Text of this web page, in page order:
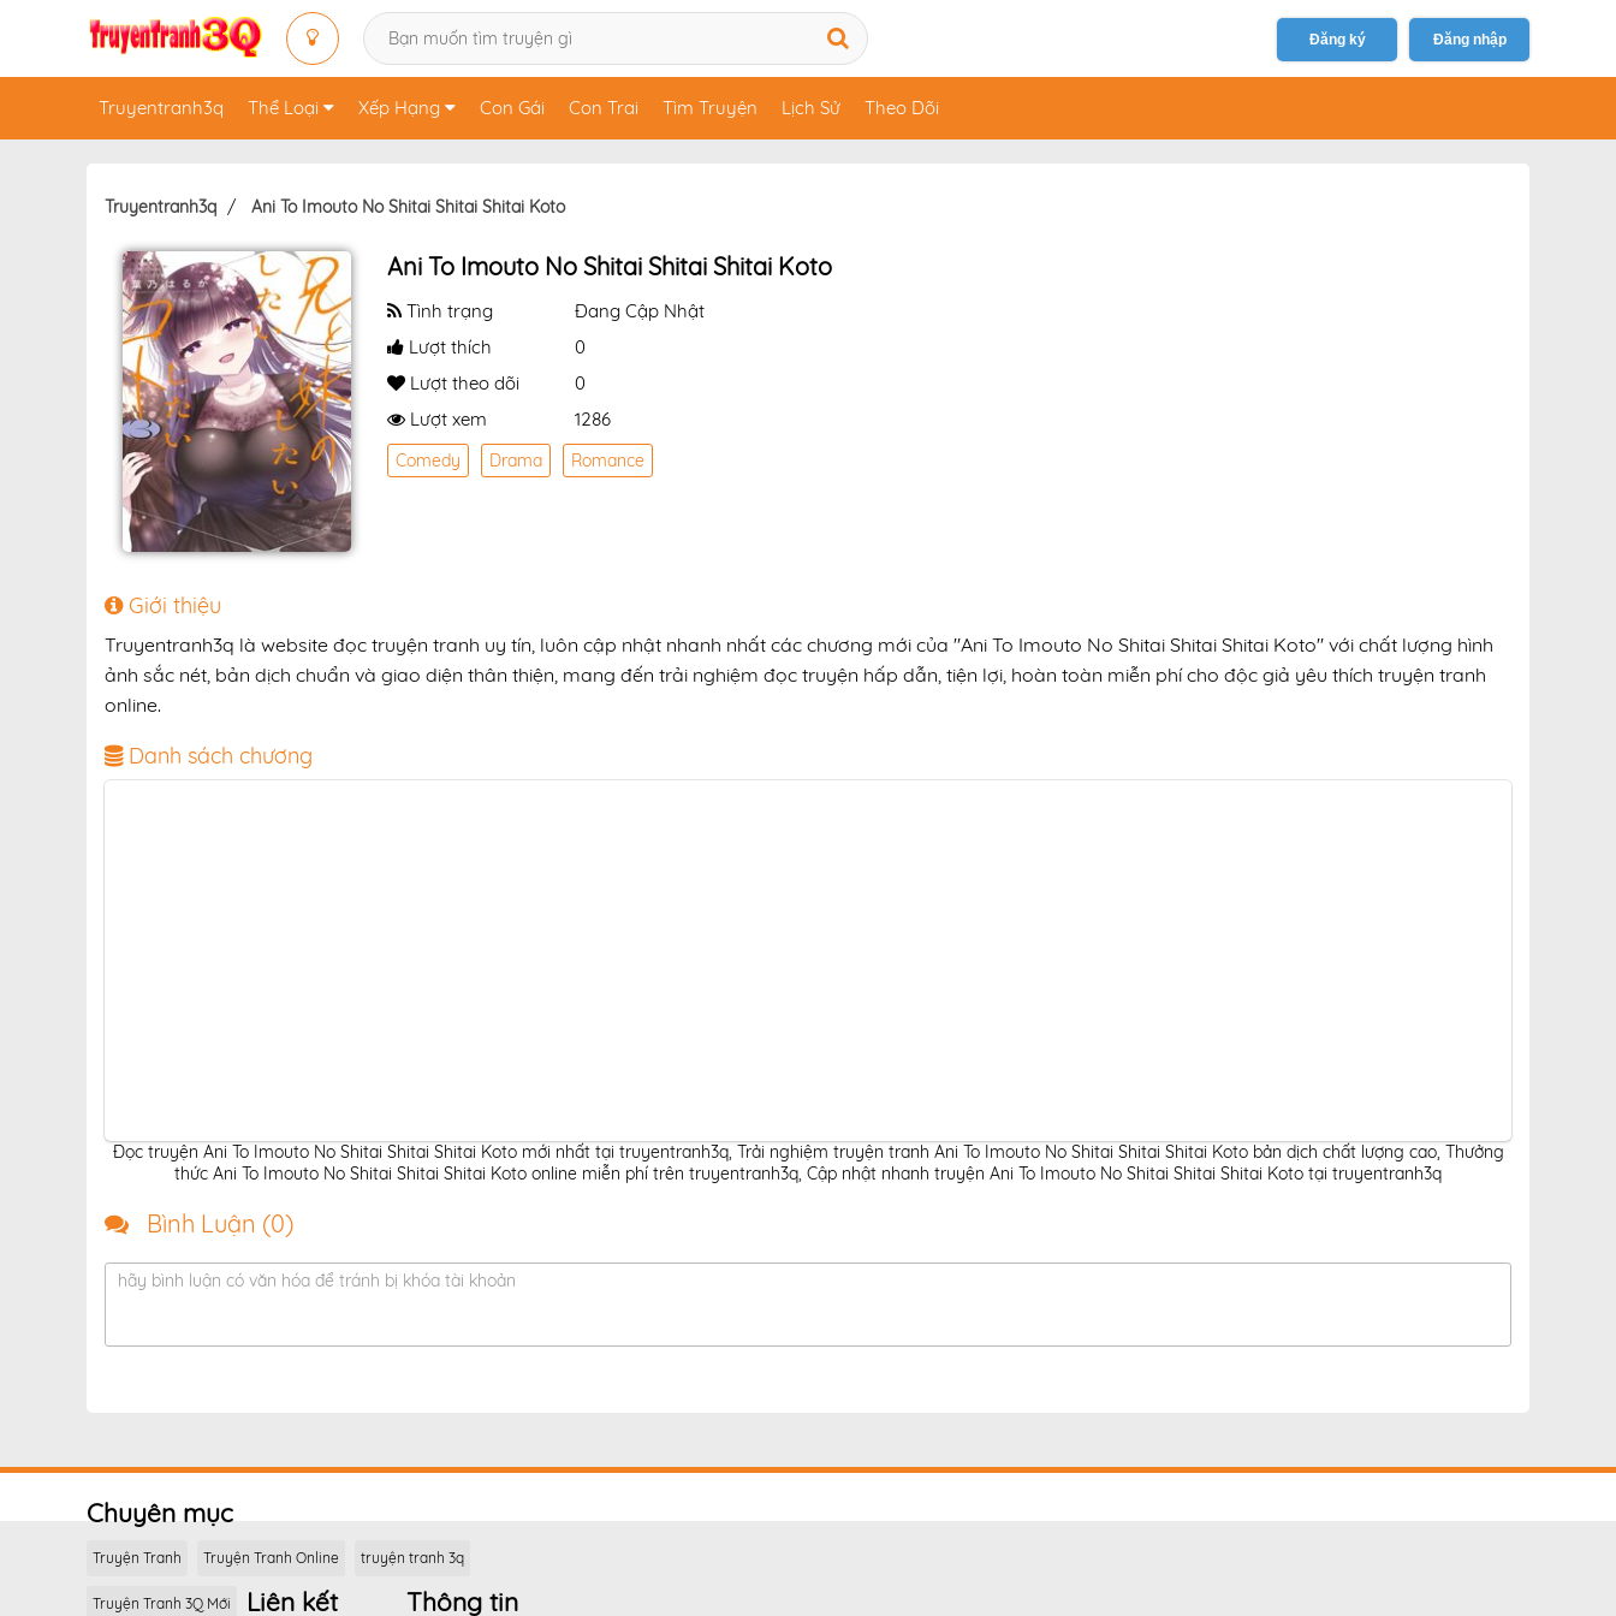
Đăng ký Đăng nhập
Truyentranh3q Thể Loại Xếp Hạng Con Gái Con Trai Tìm Truyện Lịch Sử Theo Dõi
Truyentranh3q Ani To Imouto No Shitai Shitai Shitai Koto
Ani To Imouto No Shitai Shitai Shitai Koto
Tình trạng
Đang Cập Nhật
Lượt thích
0
Lượt theo dõi
0
Lượt xem
1286
Comedy Drama Romance
Giới thiệu
Truyentranh3q là website đọc truyện tranh uy tín, luôn cập nhật nhanh nhất các chương mới của "Ani To Imouto No Shitai Shitai Shitai Koto" với chất lượng hình
ảnh sắc nét, bản dịch chuẩn và giao diện thân thiện, mang đến trải nghiệm đọc truyện hấp dẫn, tiện lợi, hoàn toàn miễn phí cho độc giả yêu thích truyện tranh
online.
Danh sách chương
Đọc truyện Ani To Imouto No Shitai Shitai Shitai Koto mới nhất tại truyentranh3q, Trải nghiệm truyện tranh Ani To Imouto No Shitai Shitai Shitai Koto bản dịch chất lượng cao, Thưởng
thức Ani To Imouto No Shitai Shitai Shitai Koto online miễn phí trên truyentranh3q, Cập nhật nhanh truyện Ani To Imouto No Shitai Shitai Shitai Koto tại truyentranh3q
Bình Luận (0)
hãy bình luận có văn hóa để tránh bị khóa tài khoản
Chuyên mục
Truyện Tranh Truyện Tranh Online truyện tranh 3q
Truyện Tranh 3Q Mới Liên kết Thông tin